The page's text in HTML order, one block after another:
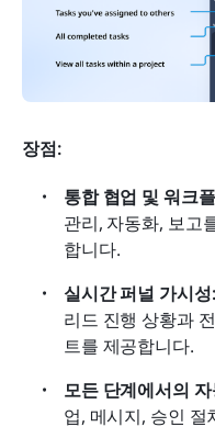
장점:
통합 협업 및 워크
관리, 자동화, 보고
합니다.
실시간 퍼널 가시성:
리드 진행 상황과
트를 제공합니다.
모든 단계에서의
업, 메시지, 승인